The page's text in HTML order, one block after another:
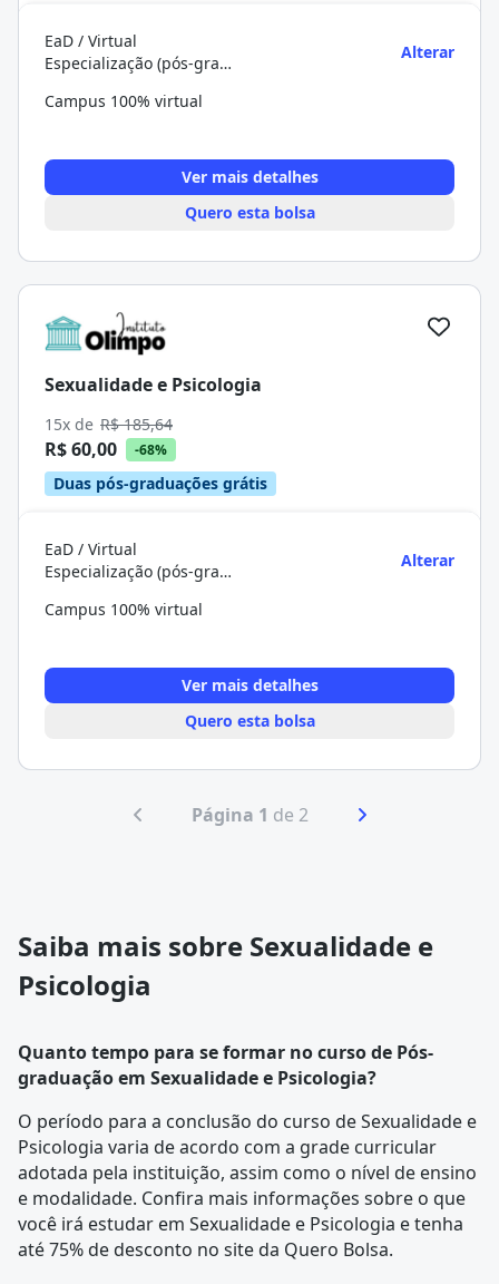
EaD / Virtual
Especialização (pós-graduação)
Alterar
Campus 100% virtual
Ver mais detalhes
Quero esta bolsa
Sexualidade e Psicologia
15x de R$ 185,64
R$ 60,00 -68%
Duas pós-graduações grátis
EaD / Virtual
Especialização (pós-graduação)
Alterar
Campus 100% virtual
Ver mais detalhes
Quero esta bolsa
Página 1 de 2
Saiba mais sobre Sexualidade e
Psicologia
Quanto tempo para se formar no curso de Pós-
graduação em Sexualidade e Psicologia?
O período para a conclusão do curso de Sexualidade e
Psicologia varia de acordo com a grade curricular
adotada pela instituição, assim como o nível de ensino
e modalidade. Confira mais informações sobre o que
você irá estudar em Sexualidade e Psicologia e tenha
até 75% de desconto no site da Quero Bolsa.